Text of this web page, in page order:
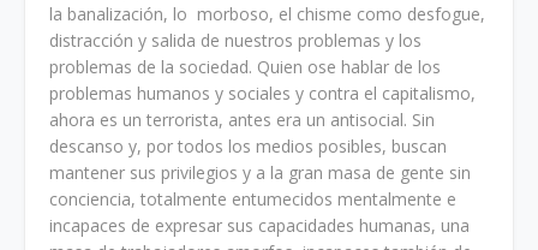
la banalización, lo morboso, el chisme como desfogue,
distracción y salida de nuestros problemas y los
problemas de la sociedad. Quien ose hablar de los
problemas humanos y sociales y contra el capitalismo,
ahora es un terrorista, antes era un antisocial. Sin
descanso y, por todos los medios posibles, buscan
mantener sus privilegios y a la gran masa de gente sin
conciencia, totalmente entumecidos mentalmente e
incapaces de expresar sus capacidades humanas, una